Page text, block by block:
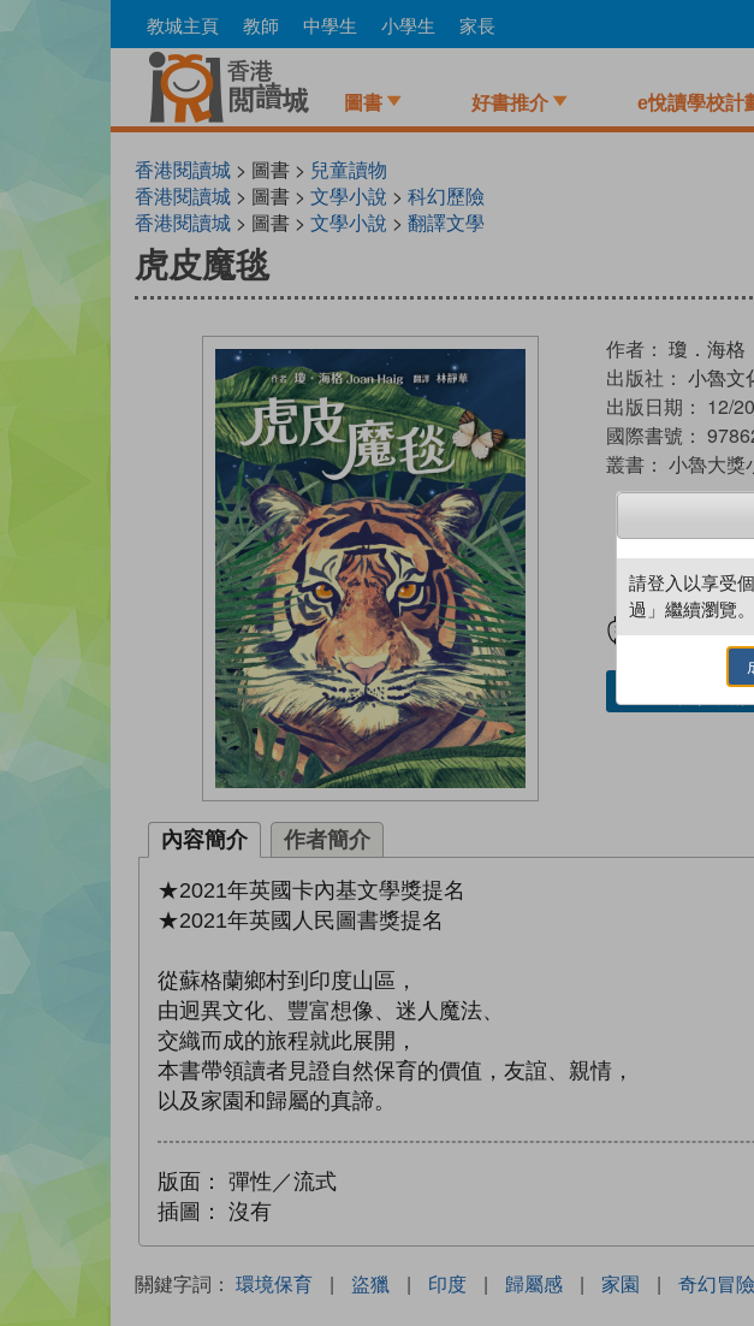
to
教城主頁 教師 中學生 小學生 家長
圖書 好書推介 e悅讀學校計
香港閱讀城> 圖書 > 兒童讀物
香港閱讀城> 圖書 > 文學小說 > 科幻歷險
香港閱讀城> 圖書 > 文學小說 > 翻譯文學
虎皮魔毯
作者： 瓊．海格
出版社： 小魯文
出版日期： 12/
國際書號：
叢書： 小魯大獎
試
內容簡介 作者簡介
★2021年英國卡內基文學獎提名
★2021年英國人民圖書獎提名
從蘇格蘭鄉村到印度山區，
由迥異文化、豐富想像、迷人魔法、
交織而成的旅程就此展開，
本書帶領讀者見證自然保育的價值，友誼、親情，
以及家園和歸屬的真諦。
版面：
彈性／流式
插圖：
沒有
關鍵字詞： 環境保育 | 盜獵 | 印度 | 歸屬感 | 家園 | 奇幻冒險
請登入以享受
過」繼續瀏覽。